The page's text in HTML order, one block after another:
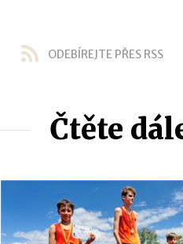
ODEBÍREJTE PŘES RSS
Čtěte